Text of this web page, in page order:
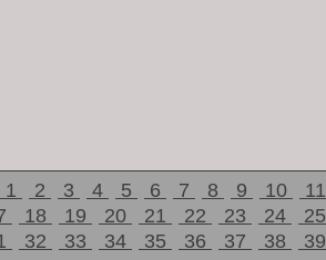
1 2 3 4 5 6 7 8 9 10 11
18 19 20 21 22 23 24 25
32 33 34 35 36 37 38 39